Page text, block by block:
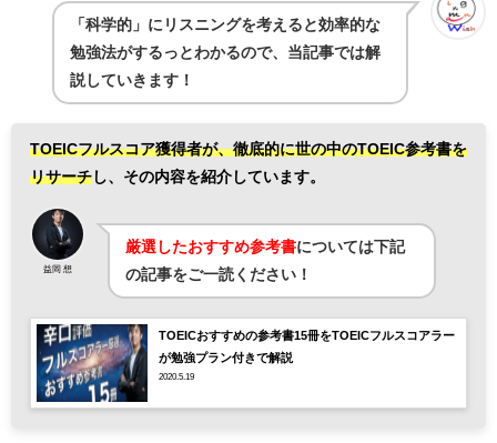
「科学的」にリスニングを考えると効率的な
勉強法がするっとわかるので、当記事では解
説していきます！
TOEICフルスコア獲得者が、徹底的に世の中のTOEIC参考書を
リサーチ し、 その内容を紹介しています。
益岡 想
厳選したおすすめ参考書については下記
の記事をご一読ください！
TOEICおすすめの参考書15冊をTOEICフルスコアラー
が勉強プラン付きで解説
2020.5.19